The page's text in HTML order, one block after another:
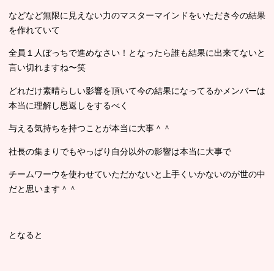
などなど無限に見えない力のマスターマインドをいただき今の結果
を作れていて
全員１人ぼっちで進めなさい！となったら誰も結果に出来てないと
言い切れますね〜笑
どれだけ素晴らしい影響を頂いて今の結果になってるかメンバーは
本当に理解し恩返しをするべく
与える気持ちを持つことが本当に大事＾＾
社長の集まりでもやっぱり自分以外の影響は本当に大事で
チームワーウを使わせていただかないと上手くいかないのが世の中
だと思います＾＾
となると